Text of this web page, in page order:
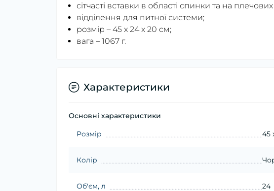
сітчасті вставки в області спинки та на
відділення для питної системи;
розмір – 45 x 24 x 20 см;
вага – 1067 г.
Характеристики
Основні характеристики
Розмір 45
Колір
Об'єм, л 24